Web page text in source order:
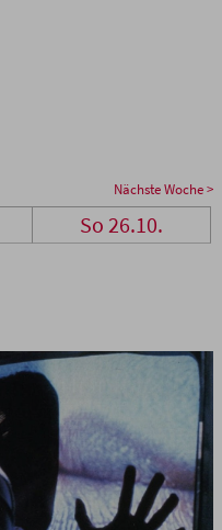
Nächste Woche >
So 26.10.